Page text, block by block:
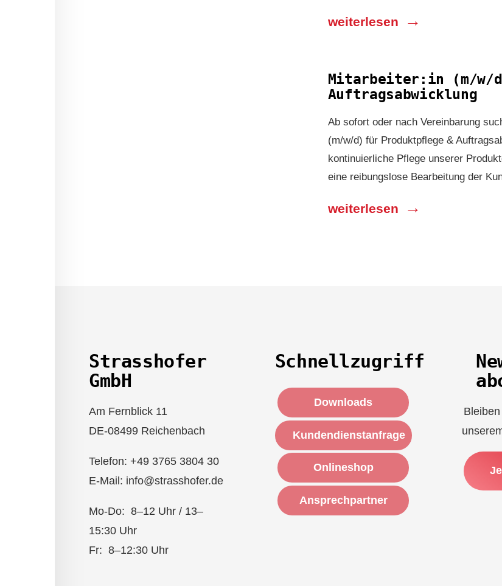
weiterlesen
Mitarbeiter:in (m/w/
Auftragsabwicklung
Ab sofort oder nach Ver­ein­barung
(m/w/d) für Produktpflege &
kontinuierliche Pflege unserer
eine reibungslose Bearbeitung der
weiterlesen
Strasshofer
GmbH
Am Fernblick 11
DE-08499 Reichenbach
Telefon: +49 3765 3804 30
E-Mail: info@strasshofer.de
Mo-Do: 8–12 Uhr / 13–
15:30 Uhr
Fr: 8–12:30 Uhr
Schnellzugriff
Downloads
Kundendienstanfrage
Onlineshop
Ansprechpartner